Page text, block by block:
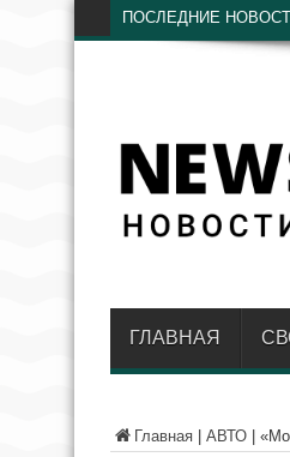
ПОСЛЕДНИЕ
ГЛАВНАЯ
Главная АВТО